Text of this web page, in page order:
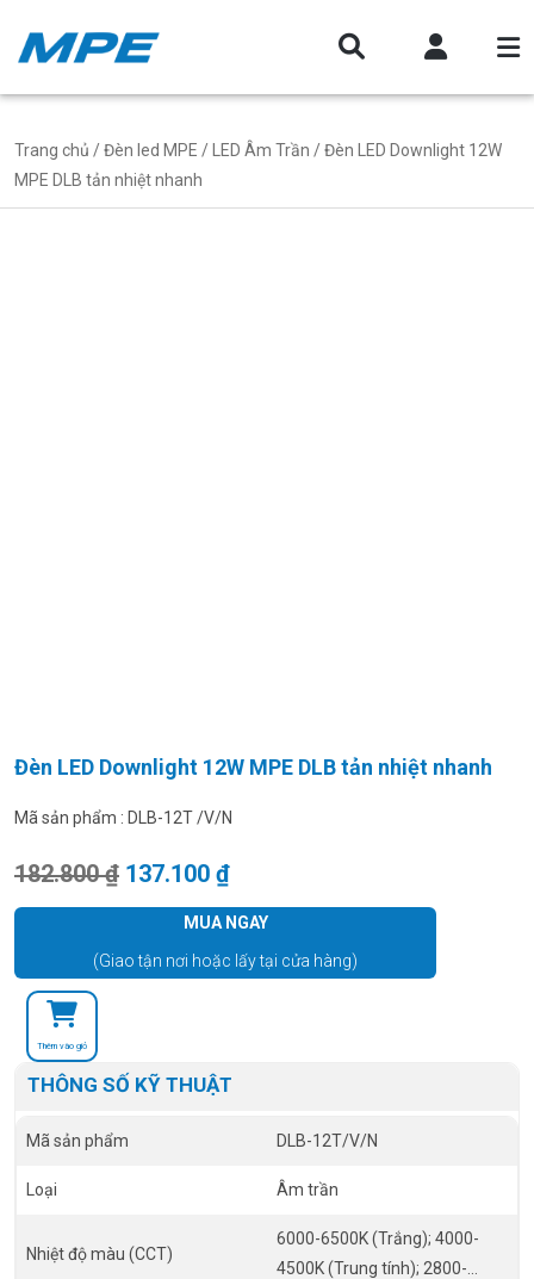
Trang chủ /Đèn led MPE / LED Âm Trần / Đèn LED Downlight 12W
MPE DLB tản nhiệt nhanh
Đèn LED Downlight 12W MPE DLB tản nhiệt nhanh
Mã sản phẩm : DLB-12T /V/N
182.800₫ Giá gốc là: 182.800 ₫.
137.100 ₫Giá hiện tại là: 137.100 ₫.
MUA NGAY
(Giao tận nơi hoặc lấy tại cửa hàng)
Thêm vào giỏ
THÔNG SỐ KỸ THUẬT
Mã sản phẩm DLB-12T/V/N
Loại Âm trần
Nhiệt độ màu (CCT)
6000-6500K (Trắng); 4000-
4500K (Trung tính); 2800-